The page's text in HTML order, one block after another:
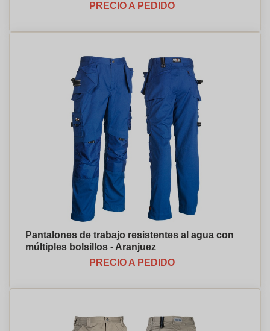
PRECIO A PEDIDO
Pantalones de trabajo resistentes al agua con
múltiples bolsillos - Aranjuez
PRECIO A PEDIDO